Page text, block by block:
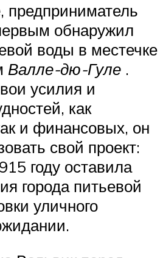
обнаружил
воды в местечке
Валле-дю-Гуле .
усилия и
как
и финансовых, он
свой проект:
году оставила
города питьевой
уличного